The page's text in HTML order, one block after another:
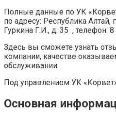
Полные данные по УК
по адресу: Республика Алтай,
Гуркина Г.И., д. 35 , телефон:
Здесь вы сможете узнать
компании, качестве
обслуживании.
Под управлением УК
Основная